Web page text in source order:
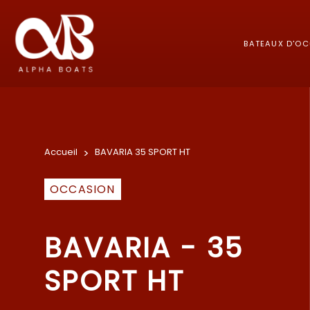
BATEAUX
Accueil > BAVARIA 35 SPORT HT
OCCASION
BAVARIA - 35
SPORT HT